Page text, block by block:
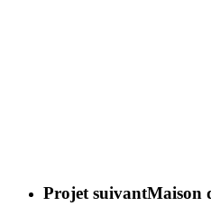
Projet suivantMaison